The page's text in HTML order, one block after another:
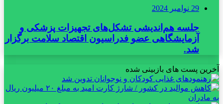
29 نوامبر 2024
جلسه هم‌اندیشی تشکل‌های تجهیزات پزشکی و
آزمایشگاهی عضو فدراسیون اقتصاد سلامت برگزار
شد.
آخرین پست های بازبینی شده